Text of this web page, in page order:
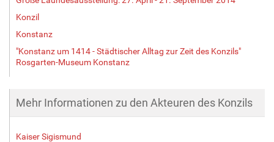
Konzil
Konstanz
"Konstanz um 1414 - Städtischer Alltag zur Zeit des Konzils"
Rosgarten-Museum Konstanz
Mehr Informationen zu den Akteuren des Konzils
Kaiser Sigismund